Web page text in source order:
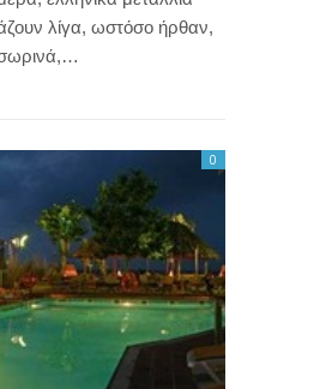
λίγα, ωστόσο ήρθαν,
0